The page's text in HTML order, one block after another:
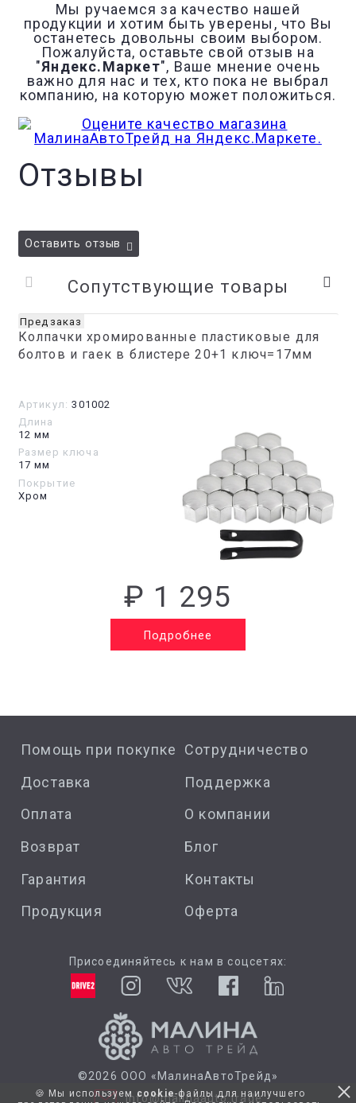
Мы ручаемся за качество нашей
продукции и хотим быть уверены, что Вы
останетесь довольны своим выбором.
Пожалуйста, оставьте свой отзыв на
"Яндекс.Маркет", Ваше мнение очень
важно для нас и тех, кто пока не выбрал
компанию, на которую может положиться.
Отзывы
Оставить отзыв
Сопутствующие товары
Колпачки хромированные пластиковые для
болтов и гаек в блистере 20+1 ключ=17мм
Артикул: 301002
Длина
12 мм
Размер ключа
17 мм
Покрытие
Хром
Предзаказ
₽ 1 295
Подробнее
©2026 ООО «МалинаАвтоТрейд»
info@malinaauto.trade
Помощь при покупке
Доставка
Оплата
Возврат
Гарантия
Продукция
Сотрудничество
Поддержка
О компании
Блог
Контакты
Оферта
Присоединяйтесь к нам в соцсетях:
🍪 Мы используем cookie-файлы для наилучшего